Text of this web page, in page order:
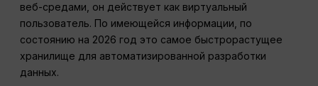
веб-средами, он действует как виртуальный
пользователь. По имеющейся информации, по
состоянию на 2026 год это самое быстрорастущее
хранилище для автоматизированной разработки
данных.